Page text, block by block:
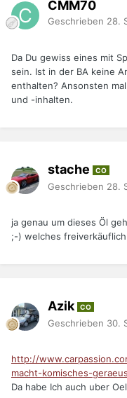
CMM70
Geschrieben 28.
Da Du gewiss eines mit
sein. Ist in der BA keine
enthalten? Ansonsten
und -inhalten.
stache CO
Geschrieben 28.
ja genau um dieses Öl
;-) welches
Azik CO
Geschrieben 30.
http://
macht-komisches-
Da habe Ich auch uber